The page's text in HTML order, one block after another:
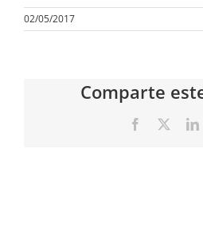
02/05/2017
Comparte
Facebook